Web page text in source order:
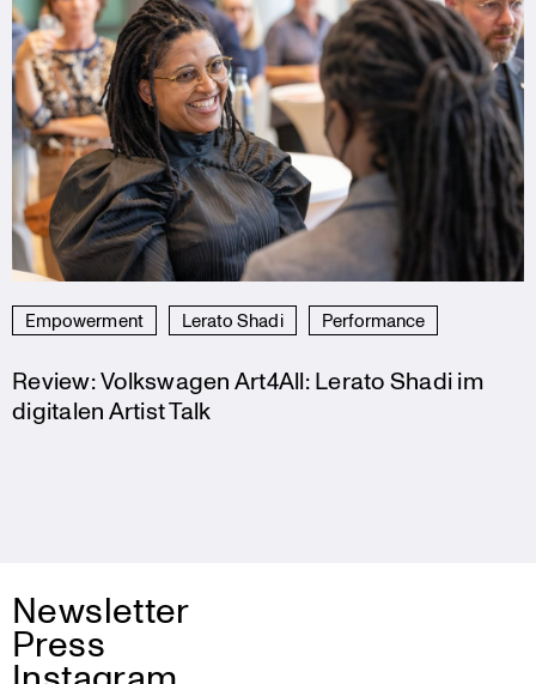
Empowerment Lerato Shadi Performance
Review: Volkswagen Art4All: Lerato Shadi im
digitalen Artist Talk
Newsletter
Press